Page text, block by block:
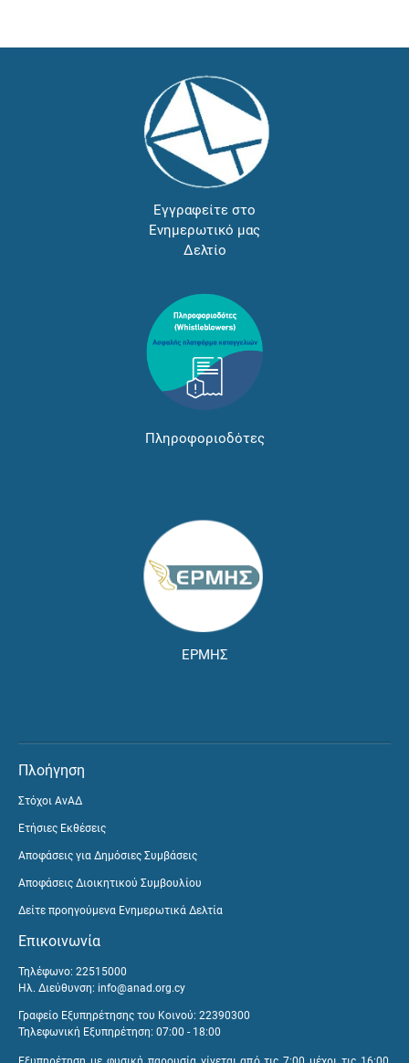
Εγγραφείτε στο
Ενημερωτικό μας
Δελτίο
Πληροφοριοδότες
ΕΡΜΗΣ
Πλοήγηση
Στόχοι ΑνΑΔ
Ετήσιες Εκθέσεις
Αποφάσεις για Δημόσιες Συμβάσεις
Αποφάσεις Διοικητικού Συμβουλίου
Δείτε προηγούμενα Ενημερωτικά Δελτία
Επικοινωνία
Τηλέφωνο: 22515000
Ηλ. Διεύθυνση: info@anad.org.cy
Γραφείο Εξυπηρέτησης του Κοινού: 22390300
Τηλεφωνική Εξυπηρέτηση: 07:00 - 18:00